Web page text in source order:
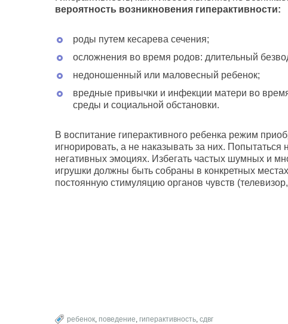
вероятность возникновения гиперактивности:
роды путем кесарева сечения;
осложнения во время родов: длительный
недоношенный или маловесный ребенок;
вредные привычки и инфекции матери во
среды и социальной обстановки.
В воспитание гиперактивного ребенка режим
игнорировать, а не наказывать за них.
негативных эмоциях. Избегать частых шумных и
игрушки должны быть собраны в конкретных
постоянную стимуляцию органов чувств
ребенок, поведение, гиперактивность, сдвг